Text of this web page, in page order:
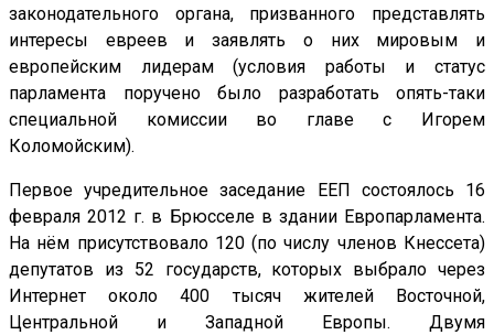
законодательного органа, призванного представлять
интересы евреев и заявлять о них мировым и
европейским лидерам (условия работы и статус
парламента поручено было разработать опять-таки
специальной комиссии во главе с Игорем
Коломойским).
Первое учредительное заседание ЕЕП состоялось 16
февраля 2012 г. в Брюсселе в здании Европарламента.
На нём присутствовало 120 (по числу членов Кнессета)
депутатов из 52 государств, которых выбрало через
Интернет около 400 тысяч жителей Восточной,
Центральной и Западной Европы. Двумя